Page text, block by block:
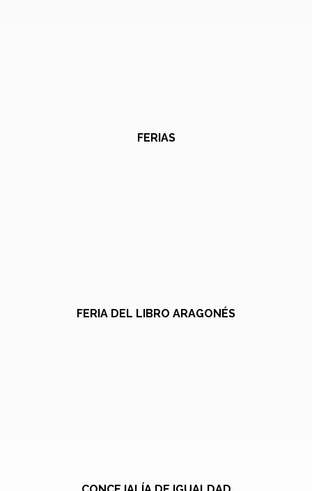
FERIAS
FERIA DEL LIBRO ARAGONÉS